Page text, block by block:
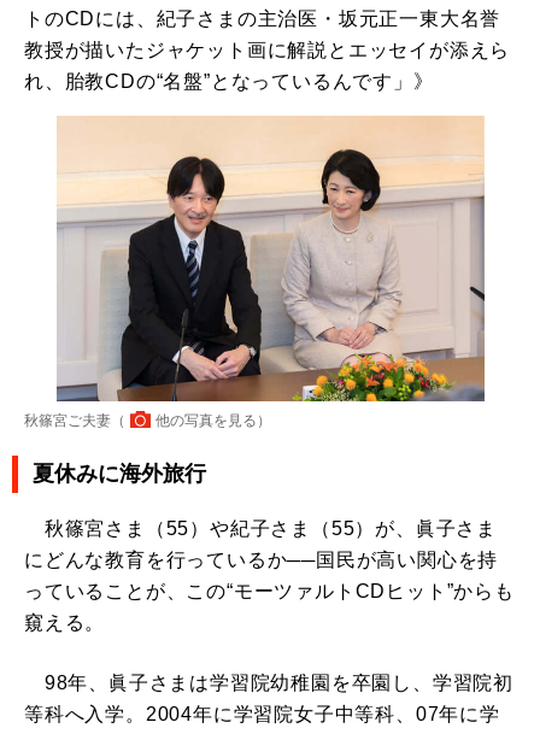
トのCDには、紀子さまの主治医・坂元正一東大名誉
教授が描いたジャケット画に解説とエッセイが添えら
れ、胎教CDの“名盤”となっているんです」》
秋篠宮ご夫妻（ 他の写真を見る ）
夏休みに海外旅行
秋篠宮さま（55）や紀子さま（55）が、眞子さま
にどんな教育を行っているか──国民が高い関心を持
っていることが、この“モーツァルトCDヒット”からも
窺える。
98年、眞子さまは学習院幼稚園を卒園し、学習院初
等科へ入学。2004年に学習院女子中等科、07年に学